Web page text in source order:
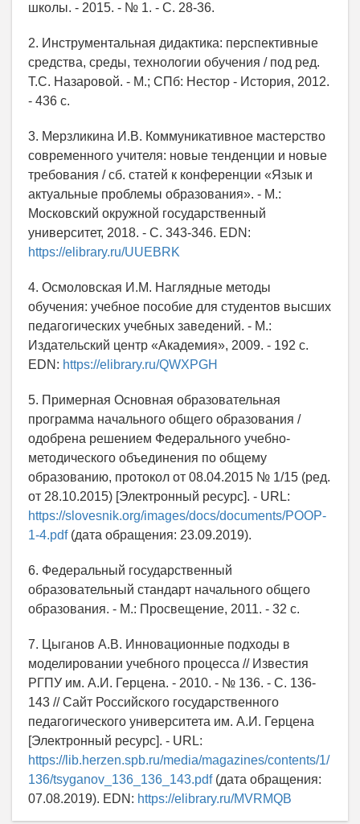
школы. - 2015. - № 1. - С. 28-36.
2. Инструментальная дидактика: перспективные
средства, среды, технологии обучения / под ред.
Т.С. Назаровой. - М.; СПб: Нестор - История, 2012.
- 436 с.
3. Мерзликина И.В. Коммуникативное мастерство
современного учителя: новые тенденции и новые
требования / сб. статей к конференции «Язык и
актуальные проблемы образования». - М.:
Московский окружной государственный
университет, 2018. - С. 343-346. EDN:
https://elibrary.ru/UUEBRK
4. Осмоловская И.М. Наглядные методы
обучения: учебное пособие для студентов высших
педагогических учебных заведений. - М.:
Издательский центр «Академия», 2009. - 192 с.
EDN: https://elibrary.ru/QWXPGH
5. Примерная Основная образовательная
программа начального общего образования /
одобрена решением Федерального учебно-
методического объединения по общему
образованию, протокол от 08.04.2015 № 1/15 (ред.
от 28.10.2015) [Электронный ресурс]. - URL:
https://slovesnik.org/images/docs/documents/POOP-
1-4.pdf(дата обращения: 23.09.2019).
6. Федеральный государственный
образовательный стандарт начального общего
образования. - М.: Просвещение, 2011. - 32 с.
7. Цыганов А.В. Инновационные подходы в
моделировании учебного процесса // Известия
РГПУ им. А.И. Герцена. - 2010. - № 136. - С. 136-
143 // Сайт Российского государственного
педагогического университета им. А.И. Герцена
[Электронный ресурс]. - URL:
https://lib.herzen.spb.ru/media/magazines/contents/1/
136/tsyganov_136_136_143.pdf(дата обращения:
07.08.2019). EDN: https://elibrary.ru/MVRMQB